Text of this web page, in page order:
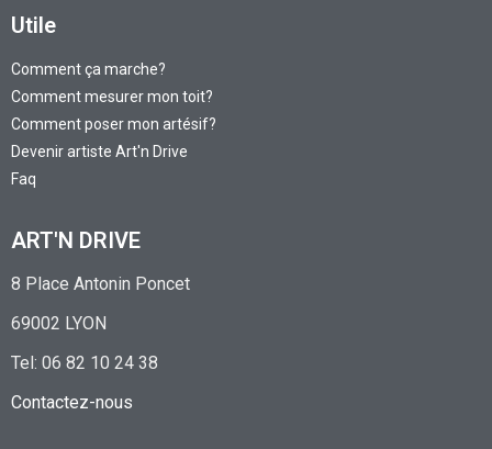
Utile
Comment ça marche?
Comment mesurer mon toit?
Comment poser mon artésif?
Devenir artiste Art'n Drive
Faq
ART'N DRIVE
8 Place Antonin Poncet
69002 LYON
Tel: 06 82 10 24 38
Contactez-nous